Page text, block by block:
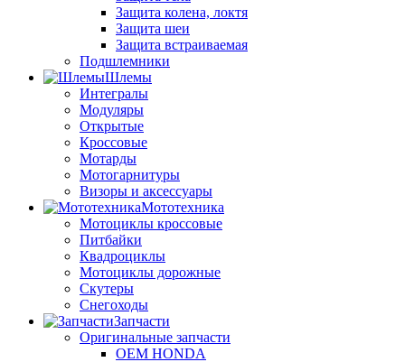
Защита колена, локтя
Защита шеи
Защита встраиваемая
Подшлемники
Шлемы
Интегралы
Модуляры
Открытые
Кроссовые
Мотарды
Мотогарнитуры
Визоры и аксессуары
Мототехника
Мотоциклы кроссовые
Питбайки
Квадроциклы
Мотоциклы дорожные
Скутеры
Снегоходы
Запчасти
Оригинальные запчасти
OEM HONDA